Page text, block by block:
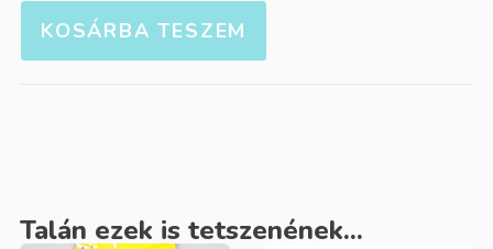
KOSÁRBA TESZEM
Talán ezek is tetszenének...